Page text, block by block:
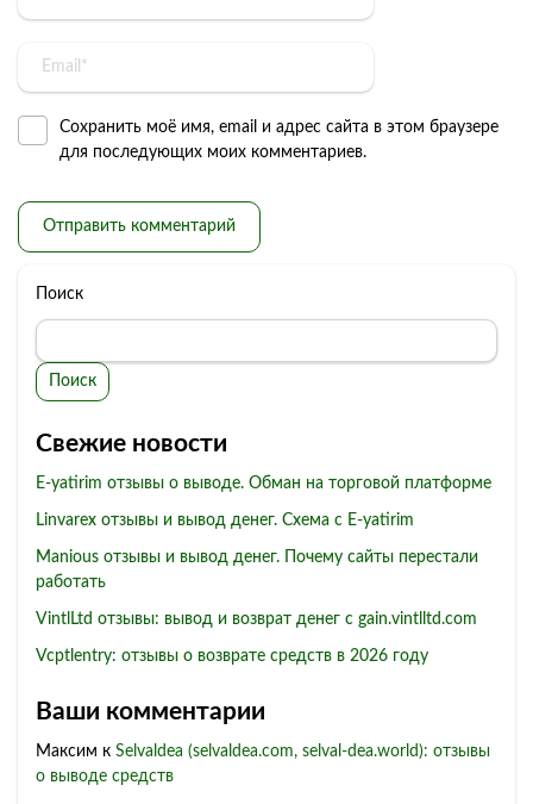
Сохранить моё имя, email и адрес сайта в этом браузере
для последующих моих комментариев.
Поиск
Поиск
Свежие новости
E-yatirim отзывы о выводе. Обман на торговой платформе
Linvarex отзывы и вывод денег. Схема с E-yatirim
Manious отзывы и вывод денег. Почему сайты перестали
работать
VintlLtd отзывы: вывод и возврат денег с gain.vintlltd.com
Vcptlentry: отзывы о возврате средств в 2026 году
Ваши комментарии
Максим к Selvaldea (selvaldea.com, selval-dea.world): отзывы
о выводе средств